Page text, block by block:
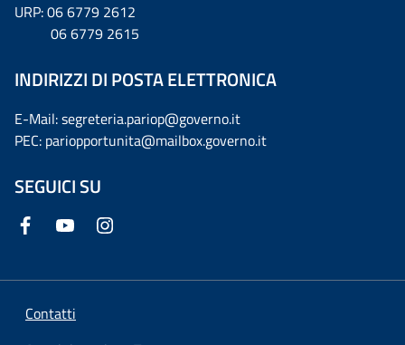
URP: 06 6779 2612
06 6779 2615
INDIRIZZI DI POSTA ELETTRONICA
E-Mail: segreteria.pariop@governo.it
PEC: pariopportunita@mailbox.governo.it
SEGUICI SU
Contatti